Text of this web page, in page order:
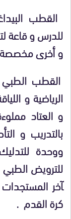
للدرس و قاعة
و أخرى مخصصة
القطب
و العتاد
بالتدريب و
ووحدة
للترويض
ﺂخر
كرة القدم .